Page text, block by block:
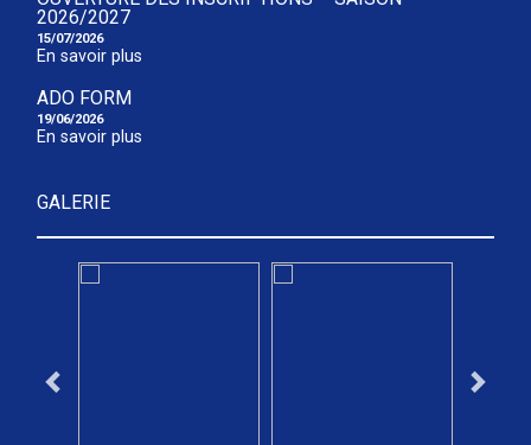
2026/2027
15/07/2026
En savoir plus
ADO FORM
19/06/2026
En savoir plus
GALERIE